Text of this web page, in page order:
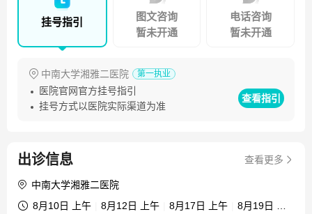
会主任委员，湖南省妇幼保健与优生优育协会常务理事、优
生遗传专业委员会副主任委员，及《中华围产医学杂志》、
《中南大学学报(医学版)》、《中国实用妇科与产科杂
妇幼保健杂志》等杂志编委，人卫社八年制《妇产科学》、
研究生《妇产科学》等国家级规划教材编委。 主要经历：
1983年于湖南医科大学临床医疗系本科毕业，（2000年高校
床、科研、教学工作30余年。擅长优生优育、试管婴儿妊娠
并发症诊治及各种产科疑难杂症的诊断和治疗，能准确判断
高危妊娠及分娩时潜在的危险因素，特别擅长各种复杂困难
挂号指引
图文咨询
暂未开通
电话咨询
暂未开通
中南大学湘雅二医院 第一执业
医院官网官方挂号指引
挂号方式以医院实际渠道为准
查看指引
出诊信息 查看更多
中南大学湘雅二医院
8月10日 上午
8月12日 上午 8月17日 上午 8月19日 上午